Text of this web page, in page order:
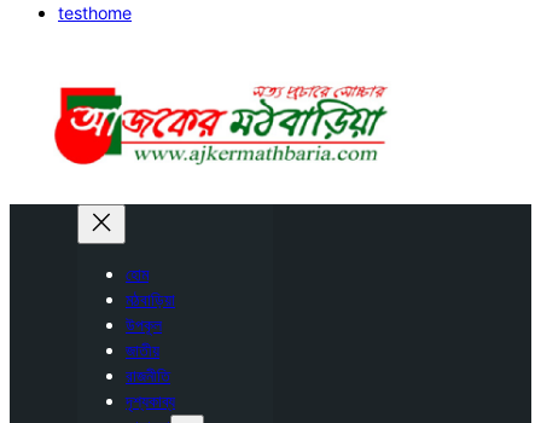
testhome
হোম
মঠবাড়িয়া
উপকূল
জাতীয়
রাজনীতি
দৃশ্যকাব্য